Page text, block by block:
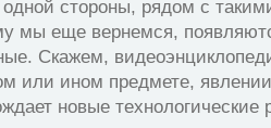
стороны, рядом с
мы еще вернемся,
Скажем,
или ином предмете,
новые технологические